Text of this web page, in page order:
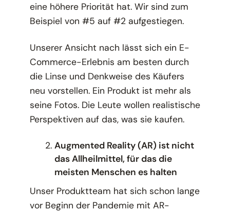
eine höhere Priorität hat. Wir sind zum
Beispiel von #5 auf #2 aufgestiegen.
Unserer Ansicht nach lässt sich ein E-
Commerce-Erlebnis am besten durch
die Linse und Denkweise des Käufers
neu vorstellen. Ein Produkt ist mehr als
seine Fotos. Die Leute wollen realistische
Perspektiven auf das, was sie kaufen.
Augmented Reality (AR) ist nicht
das Allheilmittel, für das die
meisten Menschen es halten
Unser Produktteam hat sich schon lange
vor Beginn der Pandemie mit AR-